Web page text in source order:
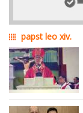
papst leo xiv.